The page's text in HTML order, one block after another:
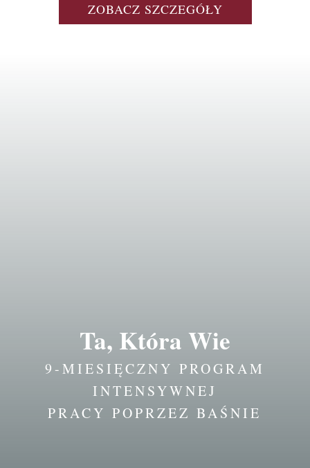
ZOBACZ SZCZEGÓŁY
Ta, Która Wie
9-MIESIĘCZNY PROGRAM
INTENSYWNEJ
PRACY POPRZEZ BAŚNIE